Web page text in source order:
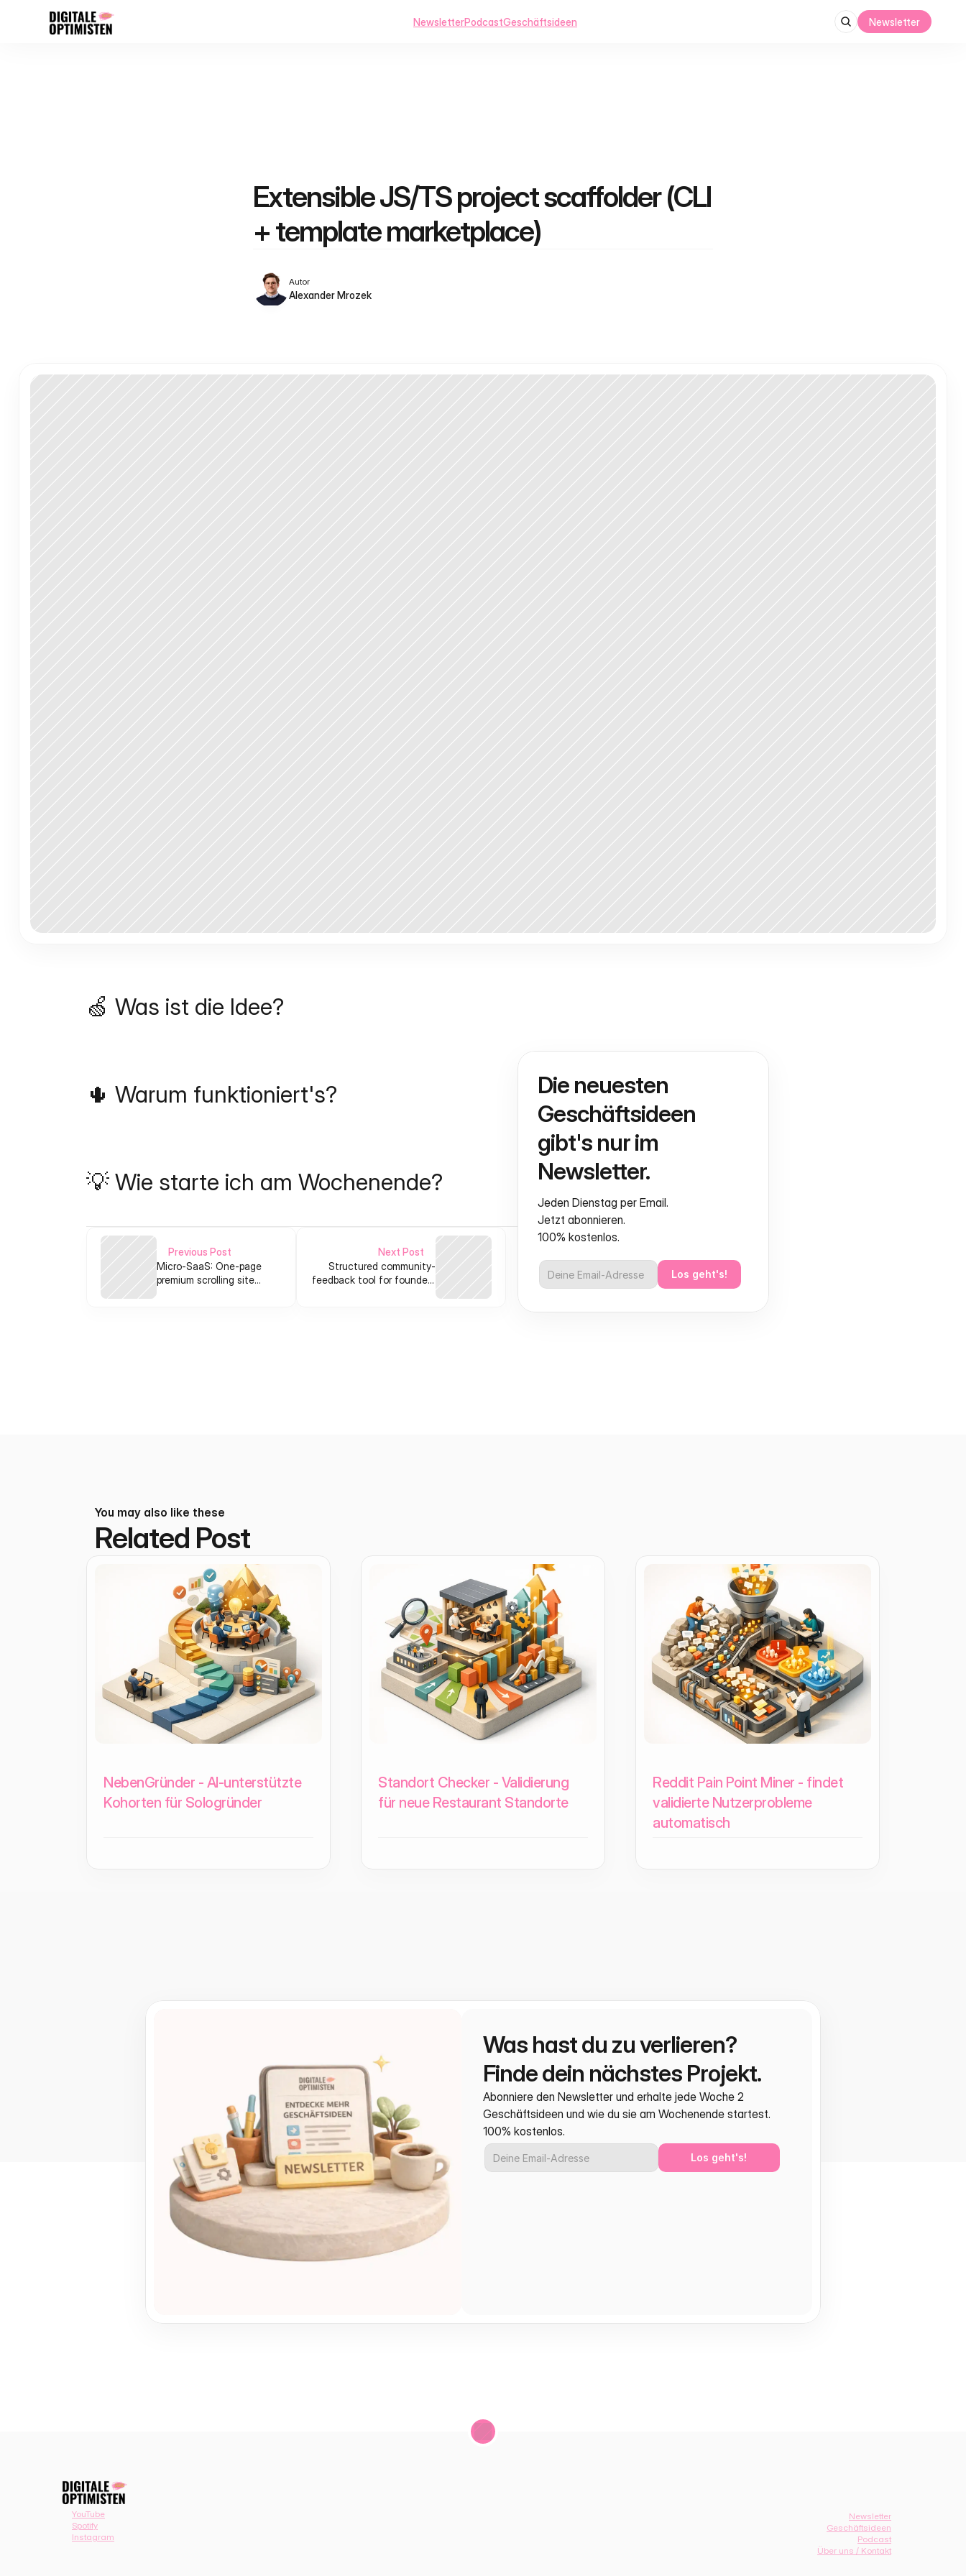
NewsletterPodcastGeschäftsideen Newsletter
Extensible JS/TS project scaffolder (CLI
+ template marketplace)
Autor
Alexander Mrozek
🍏 Was ist die Idee?
🌵 Warum funktioniert's?
💡 Wie starte ich am Wochenende?
Previous Post
Micro‑SaaS: One‑page
premium scrolling site
Next Post
Structured community-
feedback tool for founders
Die neuesten
Geschäftsideen
gibt's nur im
Newsletter.
Jeden Dienstag per Email.
Jetzt abonnieren.
100% kostenlos.
Los geht's!
You may also like these
Related Post
NebenGründer - AI-unterstützte
Kohorten für Sologründer
Standort Checker - Validierung
für neue Restaurant Standorte
Reddit Pain Point Miner - findet
validierte Nutzerprobleme
automatisch
Was hast du zu verlieren?
Finde dein nächstes Projekt.
Abonniere den Newsletter und erhalte jede Woche 2
Geschäftsideen und wie du sie am Wochenende startest.
100% kostenlos.
Los geht's!
YouTube
Spotify
Instagram
Newsletter
Geschäftsideen
Podcast
Über uns / Kontakt